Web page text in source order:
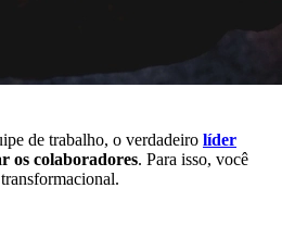
de trabalho, o verdadeiro líder
os colaboradores. Para isso, você